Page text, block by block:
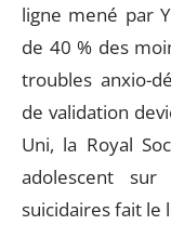
ligne mené par
de 40 % des
troubles anxio-
de validation
Uni, la Royal
adolescent
suicidaires fait le